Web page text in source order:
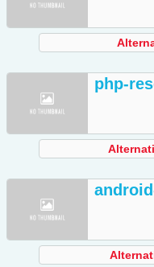
php-